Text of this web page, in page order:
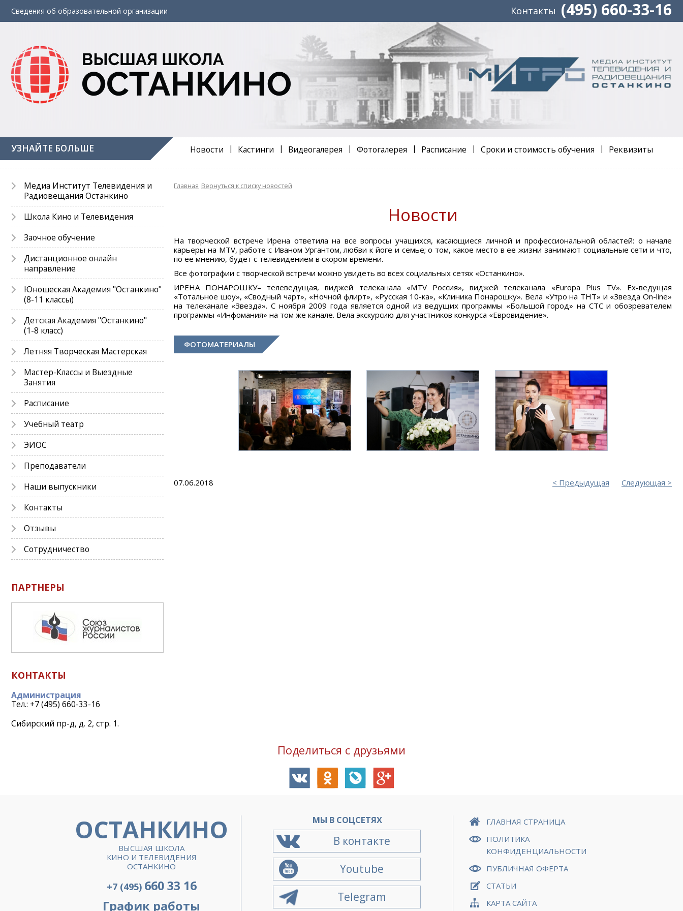
Сведения об образовательной организации Контакты (495) 660-33-16
УЗНАЙТЕ БОЛЬШЕ Новости Кастинги Видеогалерея Фотогалерея Расписание Сроки и стоимость обучения Реквизиты
Главная Вернуться к списку новостей
Новости
На творческой встрече Ирена ответила на все вопросы учащихся, касающиеся личной и профессиональной областей: о начале
карьеры на MTV, работе c Иваном Ургантом, любви к йоге и семье; о том, какое место в ее жизни занимают социальные сети и что,
по ее мнению, будет c телевидением в скором времени.
Все фотографии c творческой встречи можно увидеть во всех социальных сетях «Останкино».
ИРЕНА ПОНАРОШКУ– телеведущая, виджей телеканала «MTV Россия», виджей телеканала «Europa Plus TV». Ex-ведущая
«Тотальное шоу», «Сводный чарт», «Ночной флирт», «Русская 10-ка», «Клиника Понарошку». Вела «Утро на ТНТ» и «Звезда On-line»
на телеканале «Звезда». С ноября 2009 года является одной из ведущих программы «Большой город» на СТС и обозревателем
программы «Инфомания» на том же канале. Вела экскурсию для участников конкурса «Евровидение».
ФОТОМАТЕРИАЛЫ
07.06.2018 Предыдущая Следующая
Медиа Институт Телевидения и
Радиовещания Останкино
Школа Кино и Телевидения
Заочное обучение
Дистанционное онлайн
направление
Юношеская Академия "Останкино"
(8-11 классы)
Детская Академия "Останкино"
(1-8 класс)
Летняя Творческая Мастерская
Мастер-Классы и Выездные
Занятия
Расписание
Учебный театр
ЭИОС
Преподаватели
Наши выпускники
Контакты
Отзывы
Сотрудничество
ПАРТНЕРЫ
КОНТАКТЫ
Администрация
Тел.: +7 (495) 660-33-16
Сибирский пр-д, д. 2, стр. 1.
Поделиться с друзьями
ОСТАНКИНО
ВЫСШАЯ ШКОЛА
КИНО И ТЕЛЕВИДЕНИЯ
ОСТАНКИНО
+7 (495) 660 33 16
График работы
МЫ В СОЦСЕТЯХ
В контакте
Youtube
Telegram
ГЛАВНАЯ СТРАНИЦА
ПОЛИТИКА
КОНФИДЕНЦИАЛЬНОСТИ
ПУБЛИЧНАЯ ОФЕРТА
СТАТЬИ
КАРТА САЙТА